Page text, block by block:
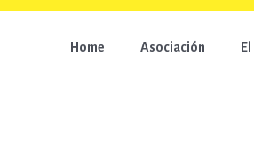
Home Asociación